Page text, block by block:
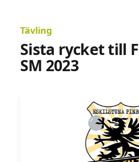
Tävling
Sista rycket till
SM 2023